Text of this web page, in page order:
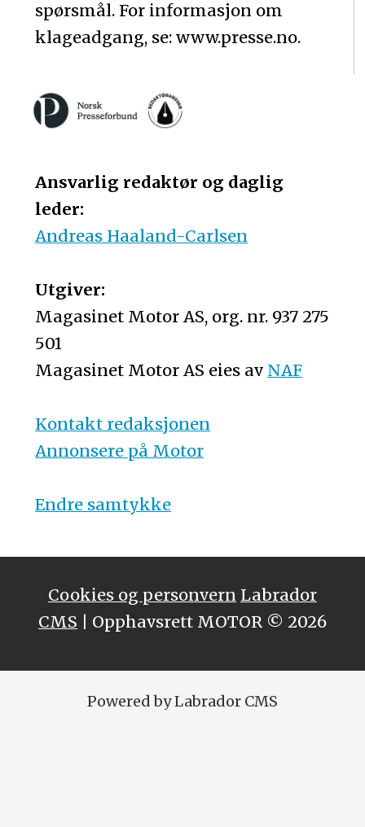
spørsmål. For informasjon om
klageadgang, se: www.presse.no.
Ansvarlig redaktør og daglig
leder:
Andreas Haaland-Carlsen
Utgiver:
Magasinet Motor AS, org. nr. 937 275
501
Magasinet Motor AS eies av NAF
Kontakt redaksjonen
Annonsere på Motor
Endre samtykke
Cookies og personvern Labrador
CMS | Opphavsrett MOTOR © 2026
Powered by Labrador CMS